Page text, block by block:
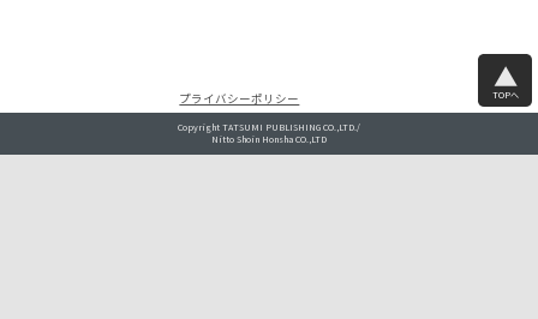
プライバシーポリシー TOPへ
Copyright TATSUMI PUBLISHING CO.,LTD./
Nitto Shoin Honsha CO.,LTD